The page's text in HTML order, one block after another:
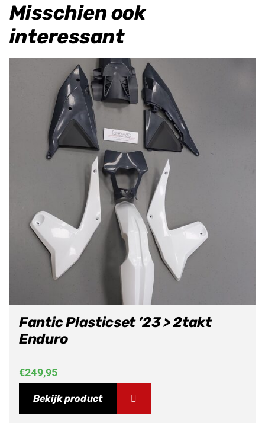
Misschien ook
interessant
Fantic Plasticset ’23 > 2takt
Enduro
€249,95
Bekijk product